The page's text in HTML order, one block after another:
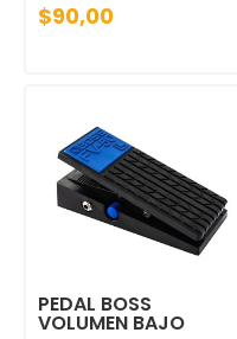
$90,00
PEDAL BOSS
VOLUMEN BAJO